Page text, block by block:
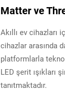
Matter ve
Akıllı ev cihazları
cihazlar arasında
platformlarla
LED şerit ışıkları
tanıtmaktadır.